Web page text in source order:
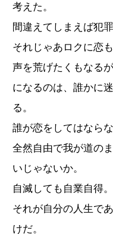
考えた。
間違えてしまえば犯罪
それじゃあロクに恋
声を荒げたくもなる
になるのは、誰かに
る。
誰が恋をしてはなら
全然自由で我が道の
いじゃないか。
自滅しても自業自得。
それが自分の人生で
けだ。